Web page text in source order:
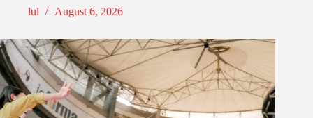
lul
August 6, 2026